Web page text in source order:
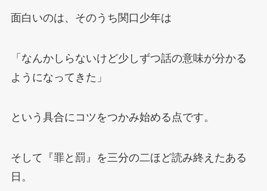
面白いのは、そのうち関口少年は
「なんかしらないけど少しずつ話の意味が分かる
ようになってきた」
という具合にコツをつかみ始める点です。
そして『罪と罰』を三分の二ほど読み終えたある
日。